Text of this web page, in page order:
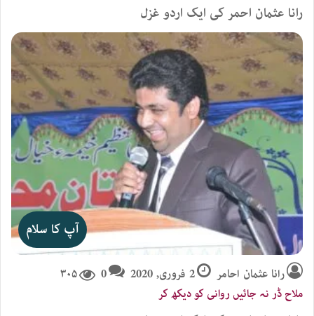
رانا عثمان احمر کی ایک اردو غزل
آپ کا سلام
رانا عثمان احامر 2 فروری, 2020 0 ۳۰۵
ملاح ڈر نہ جائیں روانی کو دیکھ کر